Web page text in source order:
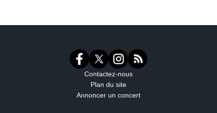
Contactez-nous
Plan du site
Annoncer un concert